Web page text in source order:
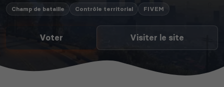
Champ de bataille Contrôle territorial FIVEM
Voter Visiter le site